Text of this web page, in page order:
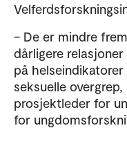
– De er mindre
dårligere
på
seksuelle
prosjektleder for
for